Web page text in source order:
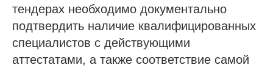
тендерах необходимо документально
подтвердить наличие квалифицированных
специалистов с действующими
аттестатами, а также соответствие самой